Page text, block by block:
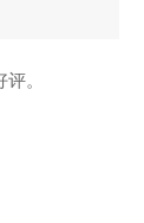
。